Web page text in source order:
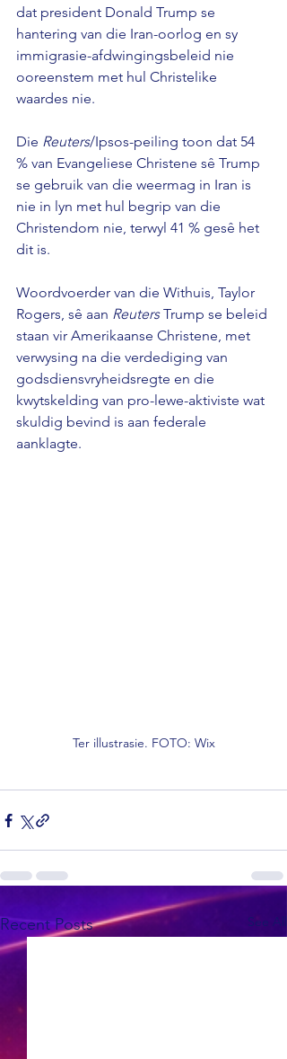
dat president Donald Trump se
hantering van die Iran-oorlog en sy
immigrasie-afdwingingsbeleid nie
ooreenstem met hul Christelike
waardes nie.
Die Reuters/Ipsos-peiling toon dat 54
% van Evangeliese Christene sê Trump
se gebruik van die weermag in Iran is
nie in lyn met hul begrip van die
Christendom nie, terwyl 41 % gesê het
dit is.
Woordvoerder van die Withuis, Taylor
Rogers, sê aan Reuters Trump se beleid
staan vir Amerikaanse Christene, met
verwysing na die verdediging van
godsdiensvryheidsregte en die
kwytskelding van pro-lewe-aktiviste wat
skuldig bevind is aan federale
aanklagte.
Ter illustrasie. FOTO: Wix
Recent Posts See All